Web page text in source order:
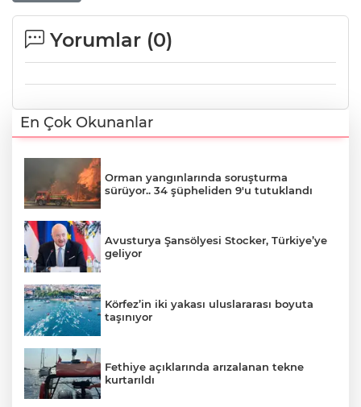
Yorumlar (0)
En Çok Okunanlar
Orman yangınlarında soruşturma
sürüyor.. 34 şüpheliden 9'u tutuklandı
Avusturya Şansölyesi Stocker, Türkiye’ye
geliyor
Körfez’in iki yakası uluslararası boyuta
taşınıyor
Fethiye açıklarında arızalanan tekne
kurtarıldı